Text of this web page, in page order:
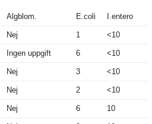
Algblom. E.coli I.entero
Nej 1 <10
Ingen uppgift 6 <10
Nej 3 <10
Nej 2 <10
Nej 6 10